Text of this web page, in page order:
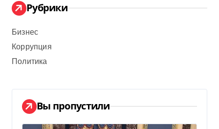
Рубрики
Бизнес
Коррупция
Политика
Вы пропустили